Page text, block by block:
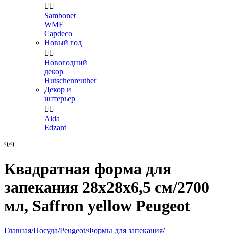
 
Sambonet
WMF
Capdeco
Новый год
 
Новогодний
декор
Hutschenreuther
Декор и
интерьер
 
Aida
Edzard
9/9
Квадратная форма для
запекания 28x28x6,5 см/2700
мл, Saffron yellow Peugeot
Главная/Посуда/Peugeot/Формы для запекания/